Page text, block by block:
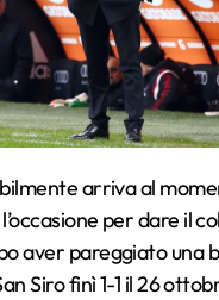
per dare il
aver pareggiato una
Siro finì 1-1 il 26